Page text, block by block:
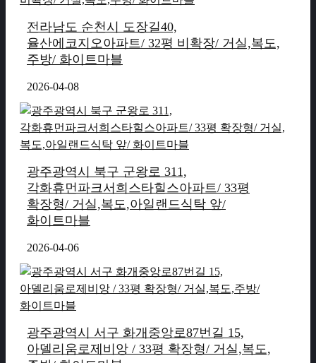
전라남도 순천시 도장길40,
율산에코지오아파트/ 32평 비확장/ 거실,복도,
주방/ 화이트마블
2026-04-08
광주광역시 북구 군왕로 311,
각화휴먼파크서희스타힐스아파트/ 33평
확장형/ 거실,복도,아일랜드식탁 앞/
화이트마블
2026-04-06
광주광역시 서구 화개중앙로87번길 15,
아델리움로제비앙 / 33평 확장형/ 거실,복도,